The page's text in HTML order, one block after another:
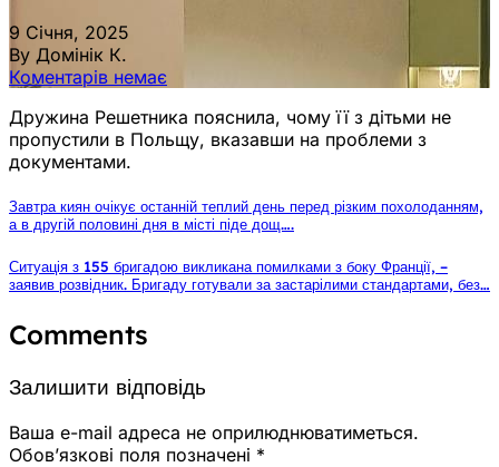
9 Січня, 2025
By Домінік К.
Коментарів немає
Дружина Решетника пояснила, чому її з дітьми не
пропустили в Польщу, вказавши на проблеми з
документами.
Завтра киян очікує останній теплий день перед різким похолоданням,
а в другій половині дня в місті піде дощ….
Ситуація з 155 бригадою викликана помилками з боку Франції, –
заявив розвідник. Бригаду готували за застарілими стандартами, без…
Comments
Залишити відповідь
Ваша e-mail адреса не оприлюднюватиметься.
Обов’язкові поля позначені *